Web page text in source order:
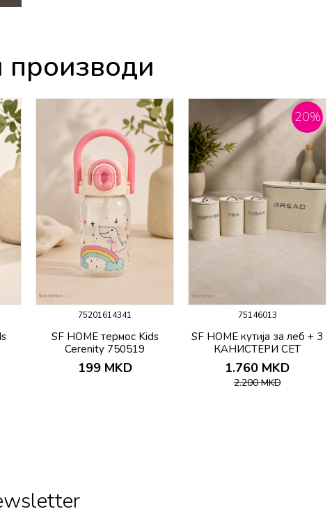
75201614341
SF HOME термос Kids
Cerenity 750519
199 MKD
20%
75146013
SF HOME кутија за леб + 3
КАНИСТЕРИ СЕТ
1.760 MKD
2.200MKD